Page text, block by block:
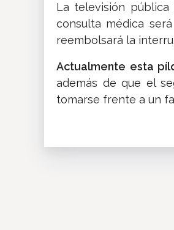
La televisión pública
consulta médica
reembolsará la
Actualmente esta
además de que el
tomarse frente a un